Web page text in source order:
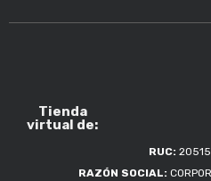
Tienda
virtual de:
RUC:
RAZÓN SOCIAL: